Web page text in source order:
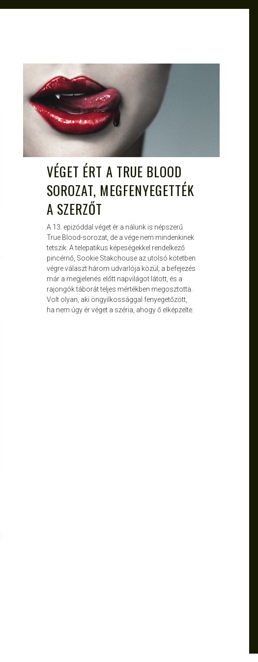
VÉGET ÉRT A TRUE BLOOD
SOROZAT, MEGFENYEGETTÉK
A SZERZŐT
A 13. epizóddal véget ér a nálunk is népszerű
True Blood-sorozat, de a vége nem mindenkinek
tetszik. A telepatikus képeségekkel rendelkező
pincérnő, Sookie Stakchouse az utolsó kötetben
végre választ három udvarlója közül; a befejezés
már a megjelenés előtt napvilágot látott, és a
rajongók táborát teljes mértékben megosztotta.
Volt olyan, aki öngyilkossággal fenyegetőzött,
ha nem úgy ér véget a széria, ahogy ő elképzelte.